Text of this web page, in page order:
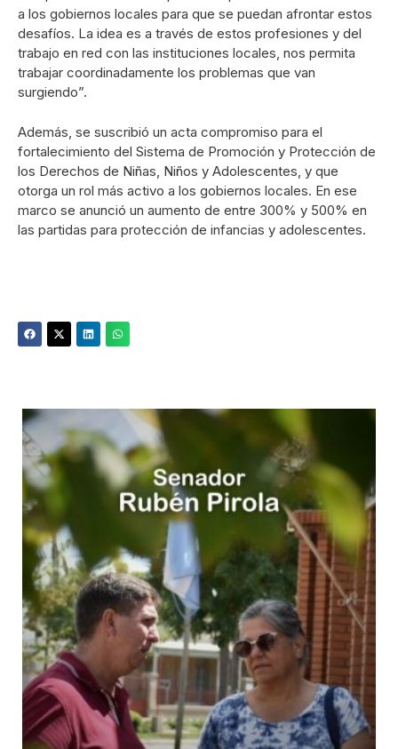
a los gobiernos locales para que se puedan afrontar estos
desafíos. La idea es a través de estos profesiones y del
trabajo en red con las instituciones locales, nos permita
trabajar coordinadamente los problemas que van
surgiendo”.
Además, se suscribió un acta compromiso para el
fortalecimiento del Sistema de Promoción y Protección de
los Derechos de Niñas, Niños y Adolescentes, y que
otorga un rol más activo a los gobiernos locales. En ese
marco se anunció un aumento de entre 300% y 500% en
las partidas para protección de infancias y adolescentes.